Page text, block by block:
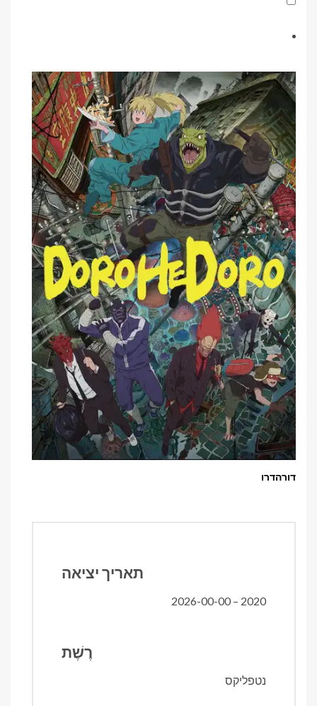
דורהדרו
תאריך יציאה
2020 – 2026-00-00
רֶשֶׁת
נטפליקס